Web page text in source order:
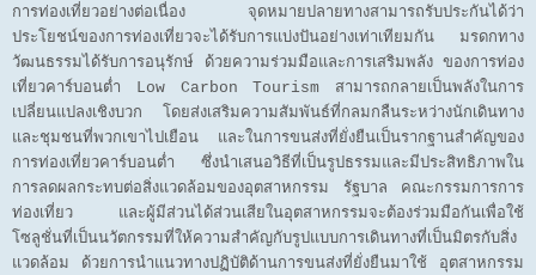
การท่องเที่ยวอย่างต่อเนื่อง จุดหมายปลายทางสามารถรับประกันได้ว่า
ประโยชน์ของการท่องเที่ยวจะได้รับการแบ่งปันอย่างเท่าเทียมกัน มรดกทาง
วัฒนธรรมได้รับการอนุรักษ์ ด้วยความร่วมมือและการเสริมพลัง ของการท่อง
เที่ยวคาร์บอนต่ำ Low Carbon Tourism สามารถกลายเป็นพลังในการ
เปลี่ยนแปลงเชิงบวก โดยส่งเสริมความสัมพันธ์ที่กลมกลืนระหว่างนักเดินทาง
และชุมชนที่พวกเขาไปเยือน และในการขนส่งที่ยั่งยืนเป็นรากฐานสำคัญของ
การท่องเที่ยวคาร์บอนต่ำ ซึ่งนำเสนอวิธีที่เป็นรูปธรรมและมีประสิทธิภาพใน
การลดผลกระทบต่อสิ่งแวดล้อมของอุตสาหกรรม รัฐบาล คณะกรรมการการ
ท่องเที่ยว และผู้มีส่วนได้ส่วนเสียในอุตสาหกรรมจะต้องร่วมมือกันเพื่อใช้
โซลูชั่นที่เป็นนวัตกรรมที่ให้ความสำคัญกับรูปแบบการเดินทางที่เป็นมิตรกับสิ่ง
แวดล้อม ด้วยการนำแนวทางปฏิบัติด้านการขนส่งที่ยั่งยืนมาใช้ อุตสาหกรรม